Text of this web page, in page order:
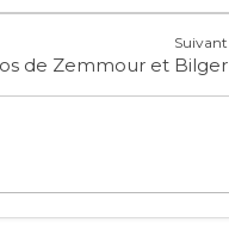
Suivant
de Zemmour et Bilger